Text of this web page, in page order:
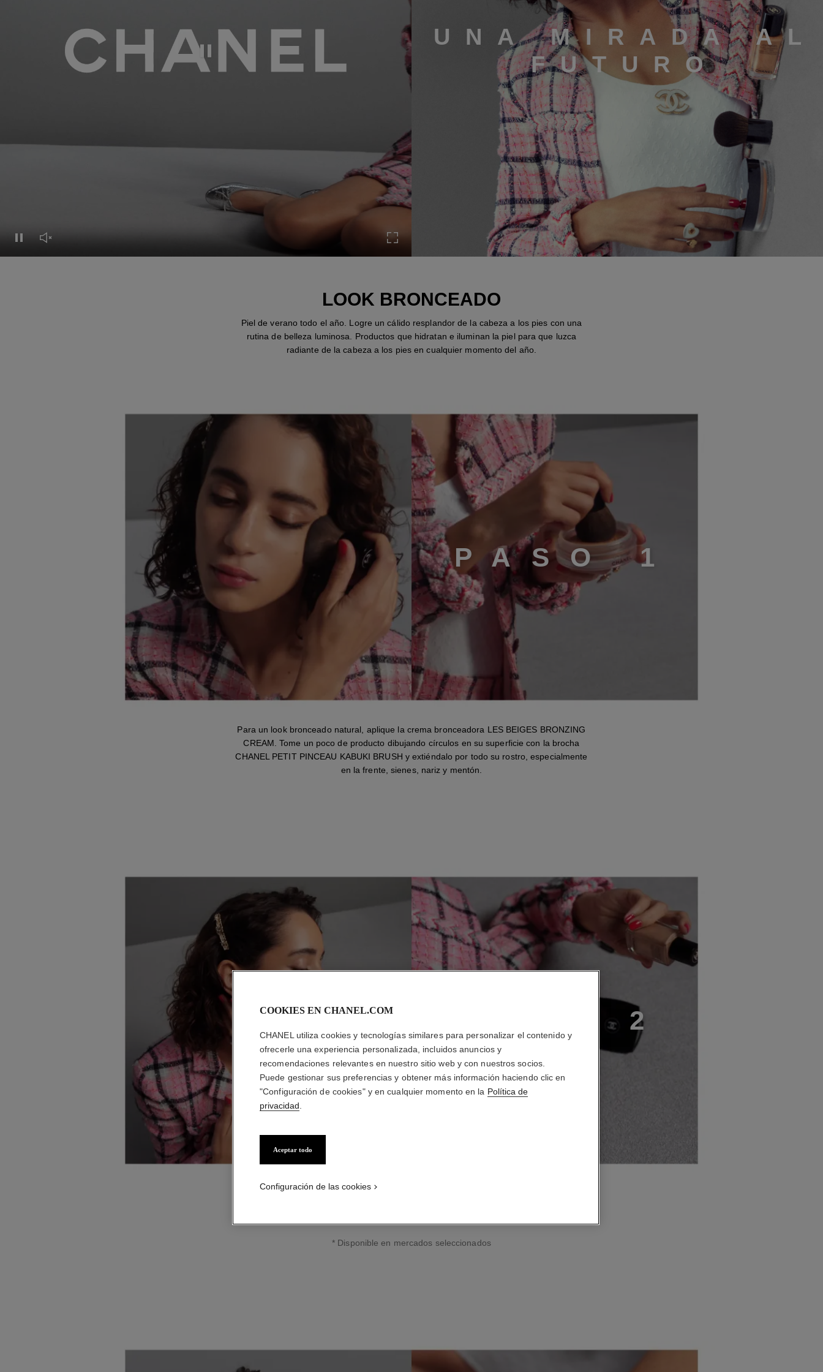
Pausar el vídeo
Pausar el vídeo
Activar el sonido del vídeo Expandir a pantalla completa
UNA MIRADA AL
FUTURO
LOOK BRONCEADO
Piel de verano todo el año. Logre un cálido resplandor de la cabeza a los pies con una
rutina de belleza luminosa. Productos que hidratan e iluminan la piel para que luzca
radiante de la cabeza a los pies en cualquier momento del año.
P A SO 1
Para un look bronceado natural, aplique la crema bronceadora LES BEIGES BRONZING
CREAM. Tome un poco de producto dibujando círculos en su superficie con la brocha
CHANEL PETIT PINCEAU KABUKI BRUSH y extiéndalo por todo su rostro, especialmente
en la frente, sienes, nariz y mentón.
2
Continúe con el fluido iluminador LES BEIGES HIGHLIGHTING FLUID* para resaltar el
* Disponible en mercados seleccionados
COOKIES EN CHANEL.COM
CHANEL utiliza cookies y tecnologías similares para personalizar el contenido y
ofrecerle una experiencia personalizada, incluidos anuncios y
recomendaciones relevantes en nuestro sitio web y con nuestros socios.
Puede gestionar sus preferencias y obtener más información haciendo clic en
"Configuración de cookies" y en cualquier momento en la Política de
privacidad
Aceptar todo
Configuración de las cookies